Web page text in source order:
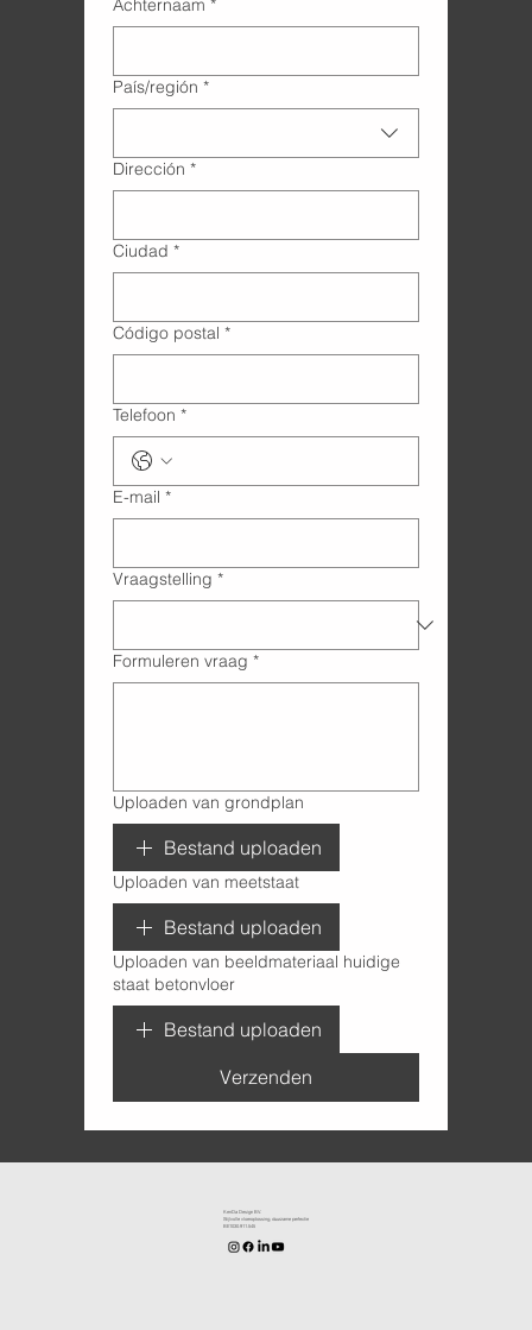
Achternaam *
Adres met meerdere regels
País/región *
Dirección *
Ciudad *
Código postal *
Telefoon *
E-mail *
Vraagstelling *
Formuleren vraag *
Uploaden van grondplan
Bestand uploaden
Uploaden van meetstaat
Bestand uploaden
Uploaden van beeldmateriaal huidige
staat betonvloer
Bestand uploaden
Verzenden
KenDa Design BV.
Stijlvolle vloeroplossing, duurzame perfectie
BE1030.911.545